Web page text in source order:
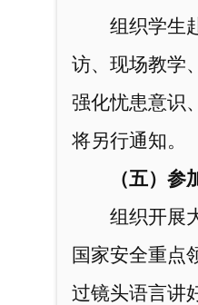
组织学生
访、现场教学
强化忧患意识
将另行通知。
（五） 参
组织开展
国家安全重点
过镜头语言讲